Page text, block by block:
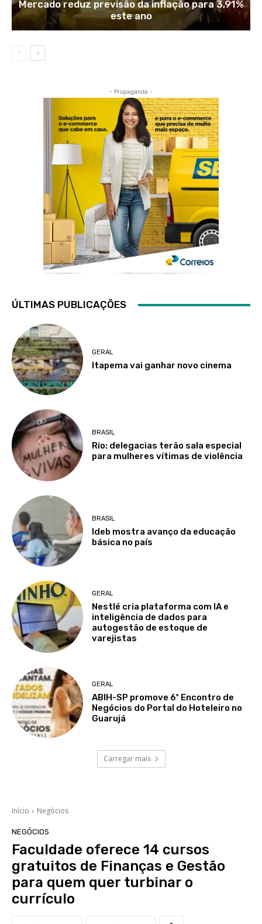
Mercado reduz previsão da inflação para 3,91%
este ano
- Propaganda -
ÚLTIMAS PUBLICAÇÕES
GERAL
Itapema vai ganhar novo cinema
BRASIL
Rio: delegacias terão sala especial
para mulheres vítimas de violência
BRASIL
Ideb mostra avanço da educação
básica no país
GERAL
Nestlé cria plataforma com IA e
inteligência de dados para
autogestão de estoque de
varejistas
GERAL
ABIH-SP promove 6º Encontro de
Negócios do Portal do Hoteleiro no
Guarujá
Carregar mais